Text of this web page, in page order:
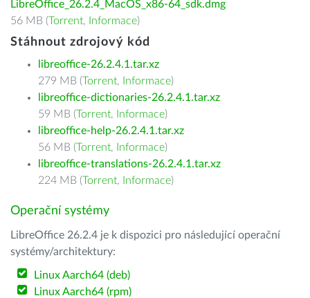
LibreOffice_26.2.4_MacOS_x86-64_sdk.dmg
56 MB (Torrent, Informace)
Stáhnout zdrojový kód
libreoffice-26.2.4.1.tar.xz
279 MB (Torrent, Informace)
libreoffice-dictionaries-26.2.4.1.tar.xz
59 MB (Torrent, Informace)
libreoffice-help-26.2.4.1.tar.xz
56 MB (Torrent, Informace)
libreoffice-translations-26.2.4.1.tar.xz
224 MB (Torrent, Informace)
Operační systémy
LibreOffice 26.2.4 je k dispozici pro následující operační
systémy/architektury:
Linux Aarch64 (deb)
Linux Aarch64 (rpm)